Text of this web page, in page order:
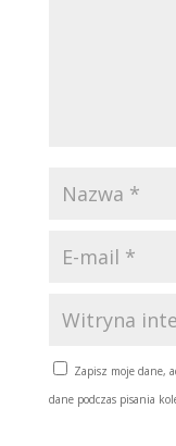
Zapisz moje dane,
dane podczas pisania